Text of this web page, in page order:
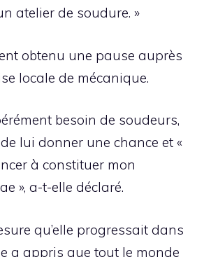
atelier de soudure. »
obtenu une pause auprès
locale de mécanique.
besoin de soudeurs,
lui donner une chance et «
à constituer mon
», a-t-elle déclaré.
qu’elle progressait dans
a appris que tout le monde